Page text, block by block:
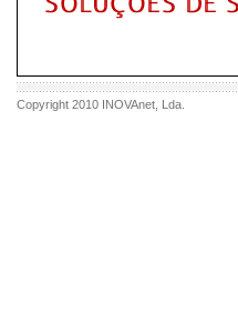
Copyright 2010 INOVAnet , Lda.